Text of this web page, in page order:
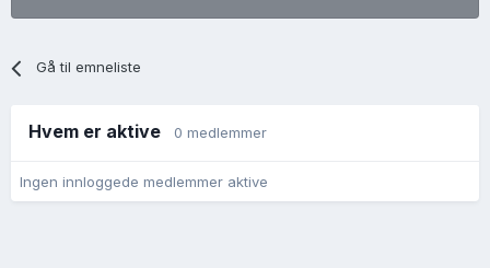
Gå til emneliste
Hvem er aktive 0 medlemmer
Ingen innloggede medlemmer aktive